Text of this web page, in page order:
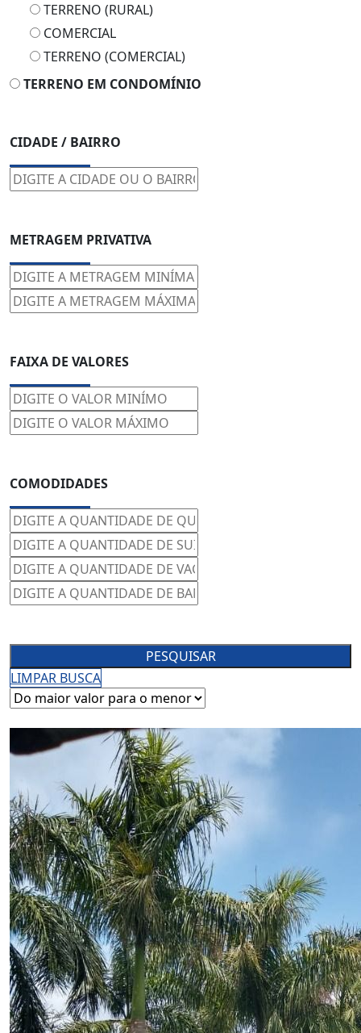
TERRENO (RURAL)
COMERCIAL
TERRENO (COMERCIAL)
TERRENO EM CONDOMÍNIO
CIDADE / BAIRRO
METRAGEM PRIVATIVA
FAIXA DE VALORES
COMODIDADES
PESQUISAR
LIMPAR BUSCA